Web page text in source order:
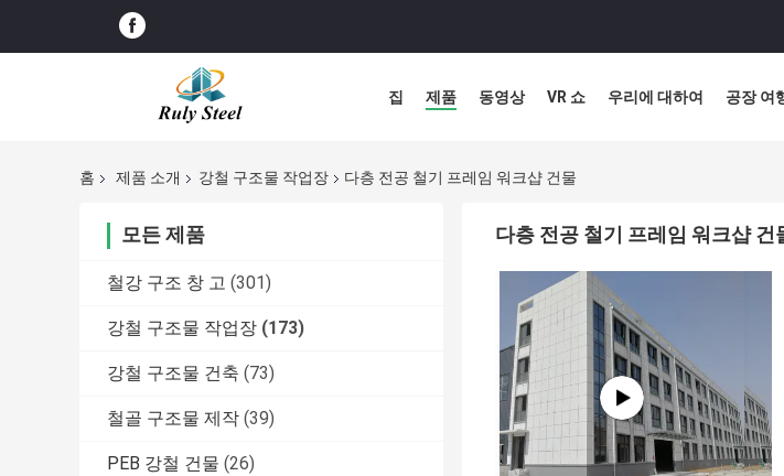
집 제품 동영상 VR 쇼 우리에 대하여 공장 여
홈 제품 소개 강철 구조물 작업장 다층 전공 철기 프레임 워크샵 건물
모든 제품
철강 구조 창 고 (301)
강철 구조물 작업장 (173)
강철 구조물 건축 (73)
철골 구조물 제작 (39)
PEB 강철 건물 (26)
다층 전공 철기 프레임 워크샵 건